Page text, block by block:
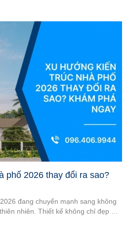
sống. Cùng khám phá top 3
phố 2026 thay đổi ra sao?
đang chuyển mạnh sang không
nhiên. Thiết kế không chỉ đẹp mà
sống. Cùng khám phá những